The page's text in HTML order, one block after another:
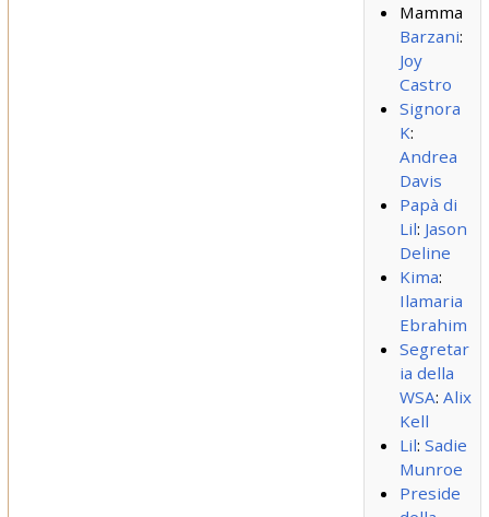
Mamma
Barzani:
Joy
Castro
Signora
K:
Andrea
Davis
Papà di
Lil: Jason
Deline
Kima:
Ilamaria
Ebrahim
Segretar
ia della
WSA: Alix
Kell
Lil: Sadie
Munroe
Preside